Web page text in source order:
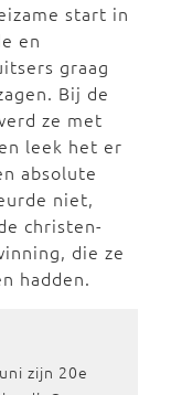
start in
en
graag
Bij de
ze met
leek het er
absolute
niet,
christen-
die ze
hadden.
zijn 20e